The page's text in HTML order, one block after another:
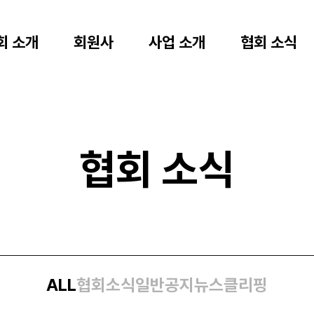
소개 회원사 사업 소개 협회 소식
협회 소식
ALL협회소식일반공지 뉴스클리핑